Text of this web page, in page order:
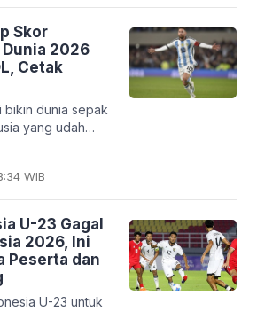
Skor
2026
Cetak
bikin dunia sepak
yang udah
untuk
WIB
U-23 Gagal
2026, Ini
Peserta dan
U-23 untuk